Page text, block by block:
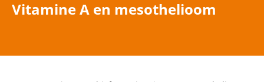
Bent u arts?
Asbest en Gezondheid
Laatste nieuws
Vitamine A en mesothelioom